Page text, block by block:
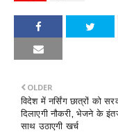
OLDER
विदेश में नर्सिंग छात्रों को
दिलाएगी नौकरी, भेजने के
साथ उठाएगी खर्च